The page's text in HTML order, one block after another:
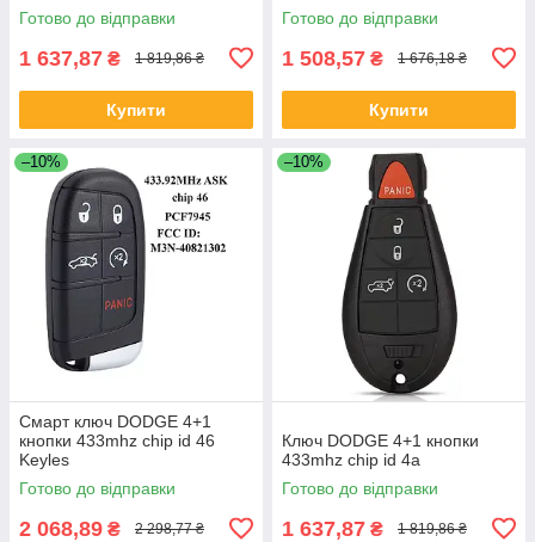
Готово до відправки
1 637,87 ₴ 1 819,86 ₴
Купити
Готово до відправки
1 508,57 ₴ 1 676,18 ₴
Купити
–10%
Смарт ключ DODGE 4+1
кнопки 433mhz chip id 46
Keyles
Готово до відправки
2 068,89 ₴ 2 298,77 ₴
–10%
Ключ DODGE 4+1 кнопки
433mhz chip id 4а
Готово до відправки
1 637,87 ₴ 1 819,86 ₴